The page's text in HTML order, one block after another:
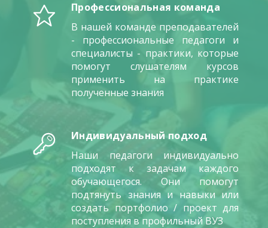
Профессиональная команда
В нашей команде преподавателей
- профессиональные педагоги и
специалисты - практики, которые
помогут слушателям курсов
применить на практике
полученные знания
Индивидуальный подход
Наши педагоги индивидуально
подходят к задачам каждого
обучающегося. Они помогут
подтянуть знания и навыки или
создать портфолио / проект для
поступления в профильный ВУЗ